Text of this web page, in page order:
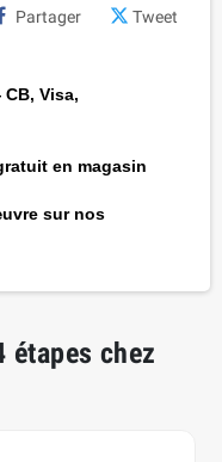
Partager Tweet
Visa,
en magasin
sur nos
étapes chez